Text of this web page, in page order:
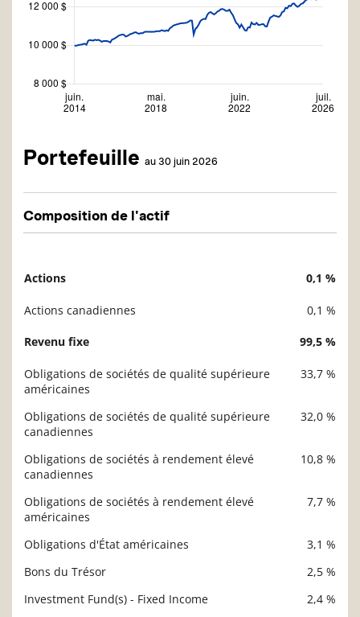
Portefeuille au 30 juin 2026
Composition de l'actif
Actions 0,1 %
Actions canadiennes 0,1 %
Revenu fixe 99,5 %
Obligations de sociétés de qualité supérieure
américaines
33,7 %
Obligations de sociétés de qualité supérieure
canadiennes
32,0 %
Obligations de sociétés à rendement élevé
canadiennes
10,8 %
Obligations de sociétés à rendement élevé
américaines
7,7 %
Obligations d'État américaines
3,1 %
Bons du Trésor
2,5 %
Investment Fund(s) - Fixed Income
2,4 %